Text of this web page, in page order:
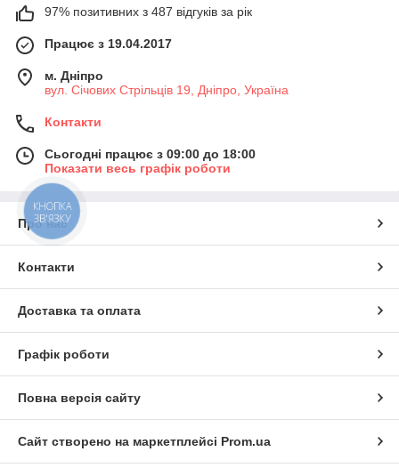
97% позитивних з 487 відгуків за рік
Працює з 19.04.2017
м. Дніпро
вул. Січових Стрільців 19, Дніпро, Україна
Контакти
Сьогодні працює з 09:00 до 18:00
Показати весь графік роботи
Про нас
Контакти
Доставка та оплата
Графік роботи
Повна версія сайту
Сайт створено на маркетплейсі Prom.ua
КНОПКА
ЗВ'ЯЗКУ